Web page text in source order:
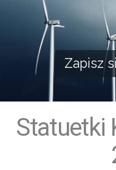
Zapisz
Zapisz
Statuetki